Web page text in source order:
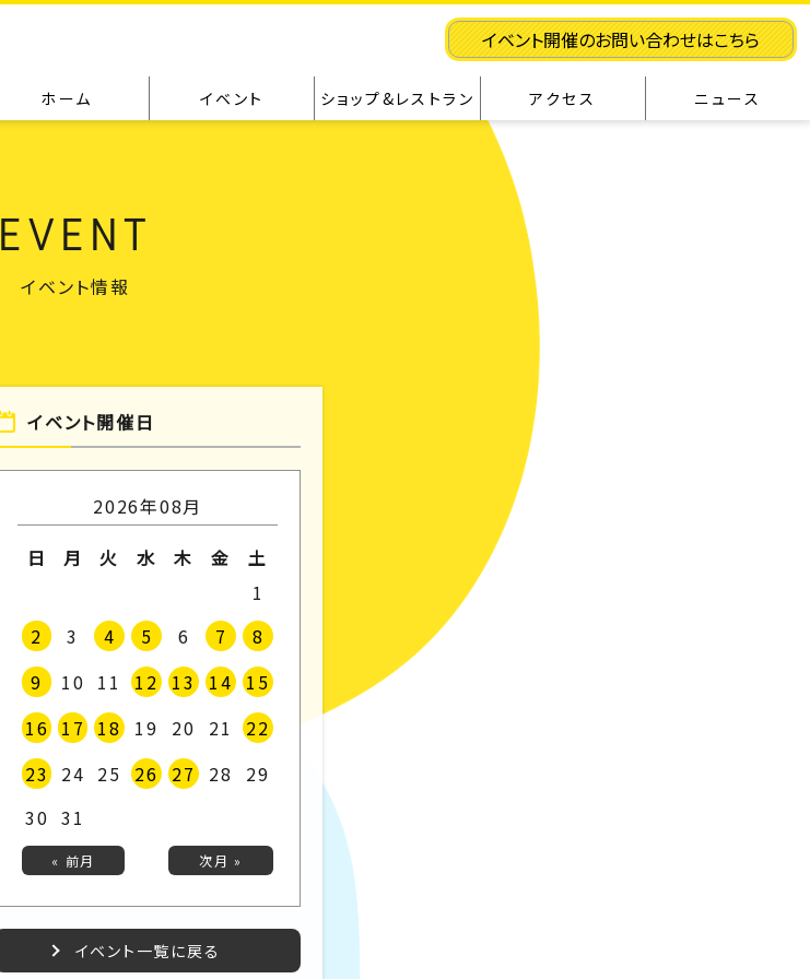
イベント開催のお問い合わせはこちら
ホーム イベント ショップ&レストラン アクセス ニュース
EVENT
イベント情報
イベント開催日
2026年08月
日
月 火 水 木 金 土
« 前月 次月 »
1
2
3 4 5 6 7
8
9
10 11 12 13 14
15
16 17 18 19 20 21
22
23 24 25 26 27 28
29
30 31
イベント一覧に戻る